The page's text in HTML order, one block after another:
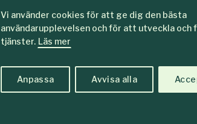
Vi använder cookies för att ge dig den bästa
användarupplevelsen och för att utveckla och
tjänster. Läs mer
Anpassa Avvisa alla